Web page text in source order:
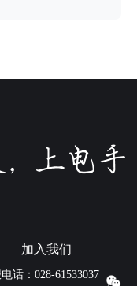
加入我们
话：028-61533037